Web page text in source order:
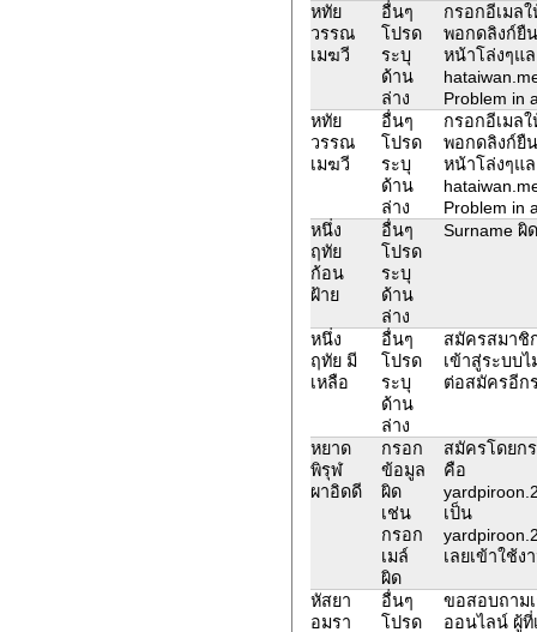
หทัย
วรรณ
เมฆวี
อื่นๆ
โปรด
ระบุ
ด้าน
ล่าง
กรอกอีเมล
พอกดลิงก์ยื
หน้าโล่งๆแ
Problem in
หทัย
วรรณ
เมฆวี
อื่นๆ
โปรด
ระบุ
ด้าน
ล่าง
กรอกอีเมล
พอกดลิงก์ยื
หน้าโล่งๆแ
Problem in
หนึ่ง
ฤทัย
ก้อน
ฝ้าย
อื่นๆ
โปรด
ระบุ
ด้าน
ล่าง
Surname ผิ
หนึ่ง
ฤทัย มี
เหลือ
อื่นๆ
โปรด
ระบุ
ด้าน
ล่าง
สมัครสมาชิ
เข้าสู่ระบบ
ต่อสมัครอีก
หยาด
พิรุฬ
ผาอิดดี
กรอก
ข้อมูล
ผิด
เช่น
กรอก
เมล์
ผิด
สมัครโดยก
คือ
เป็น
เลยเข้าใช้
หัสยา
อมรา
อื่นๆ
โปรด
ขอสอบถาม
ออนไลน์ ผู้ที่